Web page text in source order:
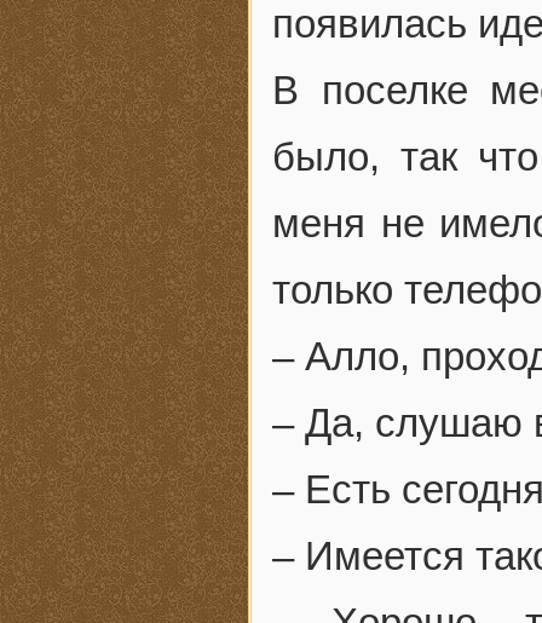
появилась
В поселке
было, так
меня не
только
– Алло,
– Да, слушаю
– Есть
– Имеется